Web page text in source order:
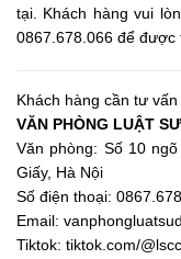
tại. Khách hàng vui
0867.678.066 để
Khách hàng cần tư
VĂN PHÒNG LUẬT
Văn phòng: Số 10
Giấy, Hà Nội
Số điện thoại:
Email:
Tiktok: tiktok.com/